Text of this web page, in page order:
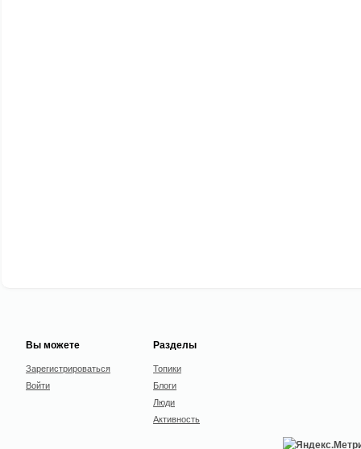
Вы можете
Зарегистрироваться
Войти
Разделы
Топики
Блоги
Люди
Активность